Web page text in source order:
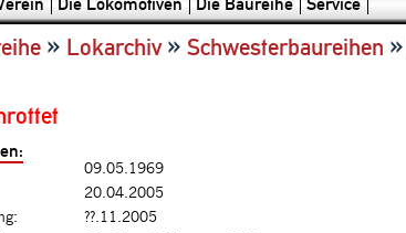
» Lokarchiv» Schwesterbaureihen »
09.05.1969
20.04.2005
??.11.2005